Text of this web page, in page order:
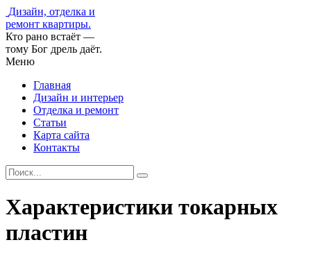
Дизайн, отделка и
ремонт квартиры.
Кто рано встаёт —
тому Бог дрель даёт.
Меню
Главная
Дизайн и интерьер
Отделка и ремонт
Статьи
Карта сайта
Контакты
Характеристики токарных
пластин